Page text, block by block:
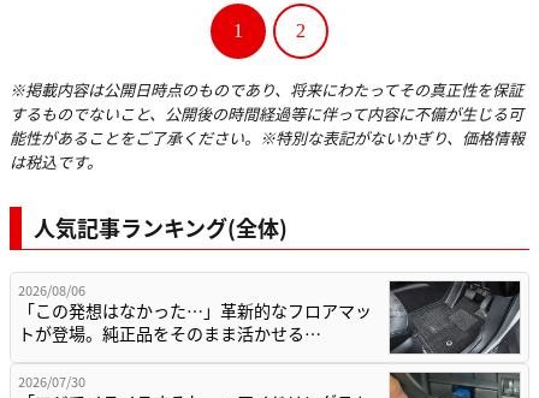
1 2
※掲載内容は公開日時点のものであり、将来にわたってその真正性を保証
するものでないこと、公開後の時間経過等に伴って内容に不備が生じる可
能性があることをご了承ください。※特別な表記がないかぎり、価格情報
は税込です。
人気記事ランキング(全体)
2026/08/06
「この発想はなかった…」革新的なフロアマッ
トが登場。純正品をそのまま活かせる…
2026/07/30